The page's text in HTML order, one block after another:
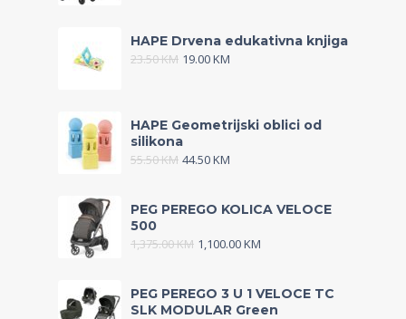
HAPE Drvena edukativna knjiga
23.50KM 19.00KM
HAPE Geometrijski oblici od
silikona
55.50KM 44.50KM
PEG PEREGO KOLICA VELOCE
500
1,375.00KM 1,100.00KM
PEG PEREGO 3 U 1 VELOCE TC
SLK MODULAR Green